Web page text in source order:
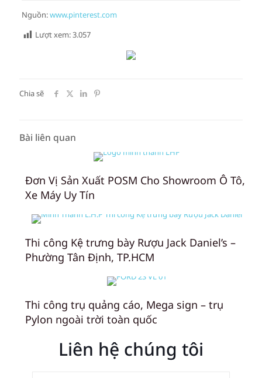
Nguồn:www.pinterest.com
Lượt xem:3.057
Chia sẽ
Bài liên quan
Đơn Vị Sản Xuất POSM Cho Showroom Ô Tô,
Xe Máy Uy Tín
Thi công Kệ trưng bày Rượu Jack Daniel’s –
Phường Tân Định, TP.HCM
Thi công trụ quảng cáo, Mega sign – trụ
Pylon ngoài trời toàn quốc
Liên hệ chúng tôi